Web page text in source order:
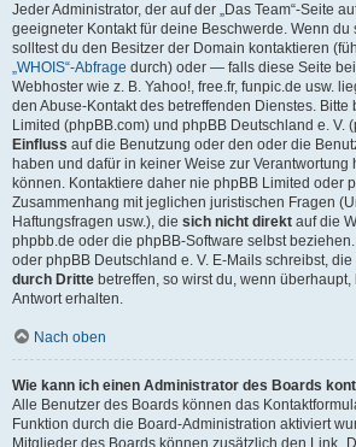
Jeder Administrator, der auf der „Das Team“-Seite
geeigneter Kontakt für deine Beschwerde. Wenn du
solltest du den Besitzer der Domain kontaktieren
„WHOIS“-Abfrage durch) oder — falls diese Seite
Webhoster wie z. B. Yahoo!, free.fr, funpic.de usw.
den Abuse-Kontakt des betreffenden Dienstes. Bitte
Limited (phpBB.com) und phpBB Deutschland e. V.
Einfluss auf die Benutzung oder den oder die
haben und dafür in keiner Weise zur
können. Kontaktiere daher nie phpBB Limited oder
Zusammenhang mit jeglichen juristischen Fragen
Haftungsfragen usw.), die sich nicht direkt auf die
phpbb.de oder die phpBB-Software selbst
oder phpBB Deutschland e. V. E-Mails schreibst, die
durch Dritte betreffen, so wirst du, wenn
Antwort erhalten.
Nach oben
Wie kann ich einen Administrator des Boards
Alle Benutzer des Boards können das
Funktion durch die Board-Administration aktiviert
Mitglieder des Boards können zusätzlich den Link